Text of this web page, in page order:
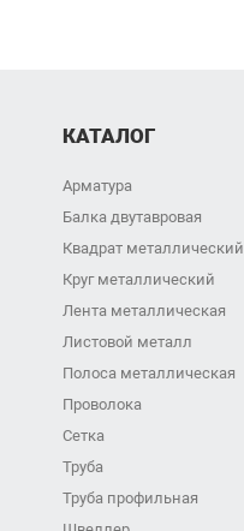
КАТАЛОГ
Арматура
Балка двутавровая
Квадрат металлический
Круг металлический
Лента металлическая
Листовой металл
Полоса металлическая
Проволока
Сетка
Труба
Труба профильная